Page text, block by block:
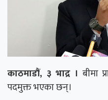
काठमाडौं, ३ भाद्र । बीमा
पदमुक्त भएका छन्।